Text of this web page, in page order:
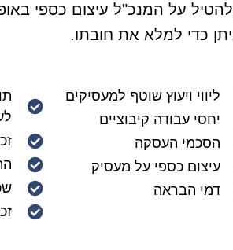
על המנכ"ל עיצום כספי
כדי למלא את חובתו.
ליווי ויעוץ שוטף למעסיקים
יחסי עבודה קיבוציים
הסכמי העסקה
עיצום כספי על מעסיק
דמי הבראה